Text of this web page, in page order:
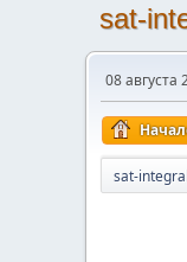
sat-
08 августа
sat-